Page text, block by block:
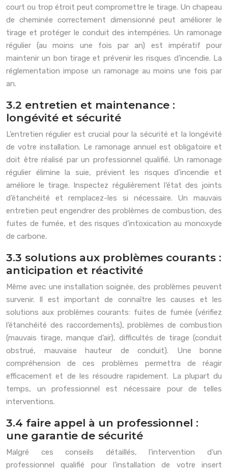
court ou trop étroit peut compromettre le tirage. Un chapeau
de cheminée correctement dimensionné peut améliorer le
tirage et protéger le conduit des intempéries. Un ramonage
régulier (au moins une fois par an) est impératif pour
maintenir un bon tirage et prévenir les risques d’incendie. La
réglementation impose un ramonage au moins une fois par
an.
3.2 entretien et maintenance :
longévité et sécurité
L’entretien régulier est crucial pour la sécurité et la longévité
de votre installation. Le ramonage annuel est obligatoire et
doit être réalisé par un professionnel qualifié. Un ramonage
régulier élimine la suie, prévient les risques d’incendie et
améliore le tirage. Inspectez régulièrement l’état des joints
d’étanchéité et remplacez-les si nécessaire. Un mauvais
entretien peut engendrer des problèmes de combustion, des
fuites de fumée, et des risques d’intoxication au monoxyde
de carbone.
3.3 solutions aux problèmes courants :
anticipation et réactivité
Même avec une installation soignée, des problèmes peuvent
survenir. Il est important de connaître les causes et les
solutions aux problèmes courants: fuites de fumée (vérifiez
l’étanchéité des raccordements), problèmes de combustion
(mauvais tirage, manque d’air), difficultés de tirage (conduit
obstrué, mauvaise hauteur de conduit). Une bonne
compréhension de ces problèmes permettra de réagir
efficacement et de les résoudre rapidement. La plupart du
temps, un professionnel est nécessaire pour de telles
interventions.
3.4 faire appel à un professionnel :
une garantie de sécurité
Malgré ces conseils détaillés, l’intervention d’un
professionnel qualifié pour l’installation de votre insert